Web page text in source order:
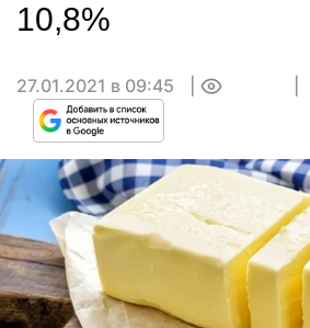
10,8%
27.01.2021 в 09:45